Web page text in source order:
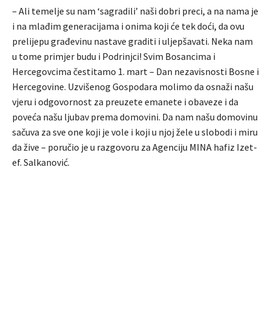
– Ali temelje su nam ‘sagradili’ naši dobri preci, a na nama je
i na mlađim generacijama i onima koji će tek doći, da ovu
prelijepu građevinu nastave graditi i uljepšavati. Neka nam
u tome primjer budu i Podrinjci! Svim Bosancima i
Hercegovcima čestitamo 1. mart – Dan nezavisnosti Bosne i
Hercegovine. Uzvišenog Gospodara molimo da osnaži našu
vjeru i odgovornost za preuzete emanete i obaveze i da
poveća našu ljubav prema domovini. Da nam našu domovinu
sačuva za sve one koji je vole i koji u njoj žele u slobodi i miru
da žive – poručio je u razgovoru za Agenciju MINA hafiz Izet-
ef. Salkanović.